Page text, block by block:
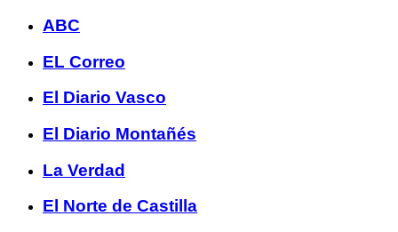
ABC
EL Correo
El Diario Vasco
El Diario Montañés
La Verdad
El Norte de Castilla